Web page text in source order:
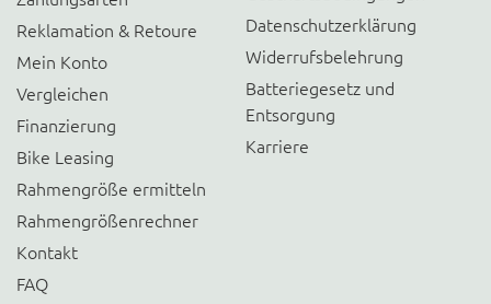
Reklamation & Retoure
Mein Konto
Vergleichen
Finanzierung
Bike Leasing
Rahmengröße ermitteln
Rahmengrößenrechner
Kontakt
FAQ
Datenschutzerklärung
Widerrufsbelehrung
Batteriegesetz und
Entsorgung
Karriere